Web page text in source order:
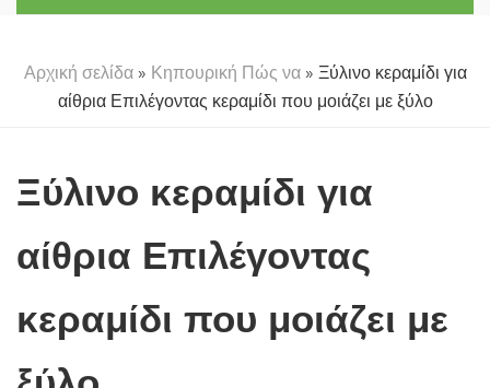
Αρχική σελίδα» Κηπουρική Πώς να» Ξύλινο κεραμίδι για
αίθρια Επιλέγοντας κεραμίδι που μοιάζει με ξύλο
Ξύλινο κεραμίδι για
αίθρια Επιλέγοντας
κεραμίδι που μοιάζει με